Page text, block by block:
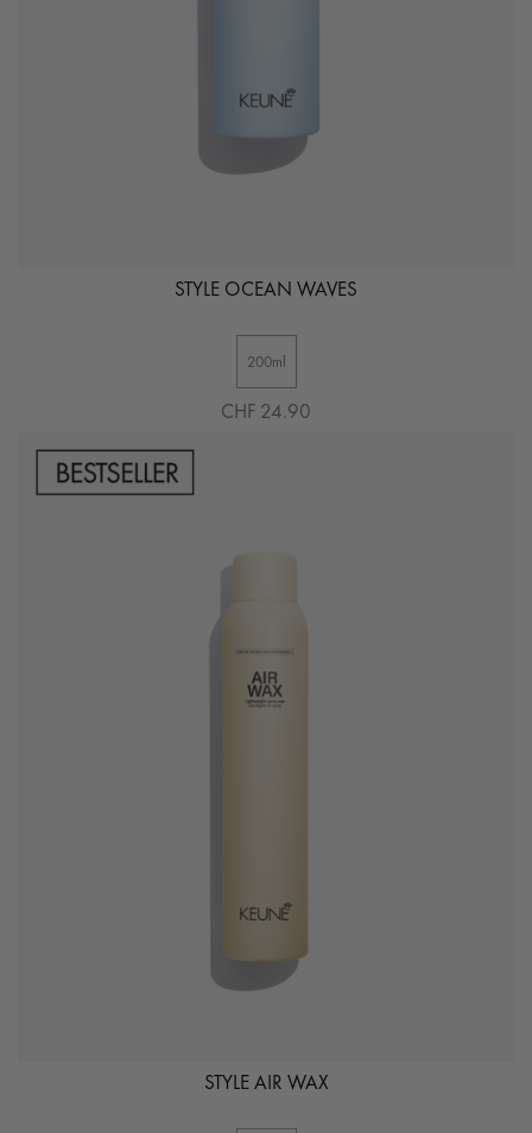
STYLE OCEAN WAVES
200ml
CHF 24.90
STYLE AIR WAX